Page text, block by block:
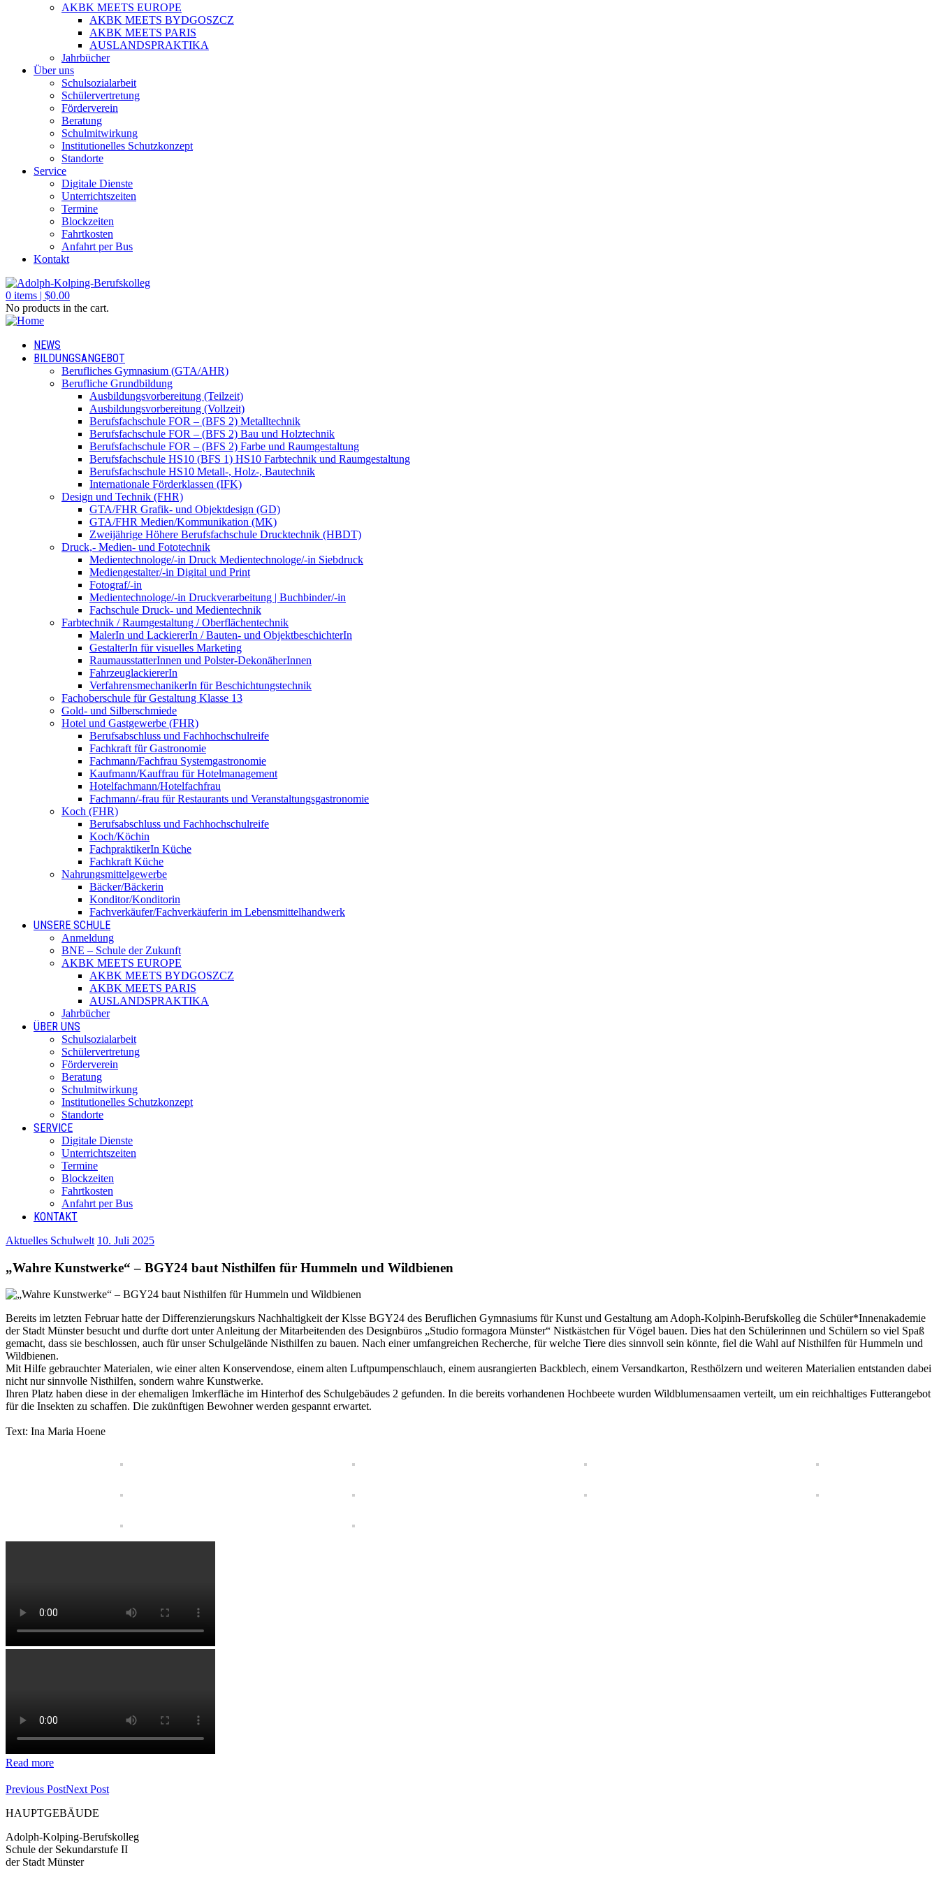
AKBK MEETS EUROPE
AKBK MEETS BYDGOSZCZ
AKBK MEETS PARIS
AUSLANDSPRAKTIKA
Jahrbücher
Über uns
Schulsozialarbeit
Schülervertretung
Förderverein
Beratung
Schulmitwirkung
Institutionelles Schutzkonzept
Standorte
Service
Digitale Dienste
Unterrichtszeiten
Termine
Blockzeiten
Fahrtkosten
Anfahrt per Bus
Kontakt
0 items | $0.00
No products in the cart.
NEWS
BILDUNGSANGEBOT
Berufliches Gymnasium (GTA/AHR)
Berufliche Grundbildung
Ausbildungsvorbereitung (Teilzeit)
Ausbildungsvorbereitung (Vollzeit)
Berufsfachschule FOR – (BFS 2) Metalltechnik
Berufsfachschule FOR – (BFS 2) Bau und Holztechnik
Berufsfachschule FOR – (BFS 2) Farbe und Raumgestaltung
Berufsfachschule HS10 (BFS 1) HS10 Farbtechnik und Raumgestaltung
Berufsfachschule HS10 Metall-, Holz-, Bautechnik
Internationale Förderklassen (IFK)
Design und Technik (FHR)
GTA/FHR Grafik- und Objektdesign (GD)
GTA/FHR Medien/Kommunikation (MK)
Zweijährige Höhere Berufsfachschule Drucktechnik (HBDT)
Druck,- Medien- und Fototechnik
Medientechnologe/-in Druck Medientechnologe/-in Siebdruck
Mediengestalter/-in Digital und Print
Fotograf/-in
Medientechnologe/-in Druckverarbeitung | Buchbinder/-in
Fachschule Druck- und Medientechnik
Farbtechnik / Raumgestaltung / Oberflächentechnik
MalerIn und LackiererIn / Bauten- und ObjektbeschichterIn
GestalterIn für visuelles Marketing
RaumausstatterInnen und Polster-DekonäherInnen
FahrzeuglackiererIn
VerfahrensmechanikerIn für Beschichtungstechnik
Fachoberschule für Gestaltung Klasse 13
Gold- und Silberschmiede
Hotel und Gastgewerbe (FHR)
Berufsabschluss und Fachhochschulreife
Fachkraft für Gastronomie
Fachmann/Fachfrau Systemgastronomie
Kaufmann/Kauffrau für Hotelmanagement
Hotelfachmann/Hotelfachfrau
Fachmann/-frau für Restaurants und Veranstaltungsgastronomie
Koch (FHR)
Berufsabschluss und Fachhochschulreife
Koch/Köchin
FachpraktikerIn Küche
Fachkraft Küche
Nahrungsmittelgewerbe
Bäcker/Bäckerin
Konditor/Konditorin
Fachverkäufer/Fachverkäuferin im Lebensmittelhandwerk
UNSERE SCHULE
Anmeldung
BNE – Schule der Zukunft
AKBK MEETS EUROPE
AKBK MEETS BYDGOSZCZ
AKBK MEETS PARIS
AUSLANDSPRAKTIKA
Jahrbücher
ÜBER UNS
Schulsozialarbeit
Schülervertretung
Förderverein
Beratung
Schulmitwirkung
Institutionelles Schutzkonzept
Standorte
SERVICE
Digitale Dienste
Unterrichtszeiten
Termine
Blockzeiten
Fahrtkosten
Anfahrt per Bus
KONTAKT
Aktuelles Schulwelt 10. Juli 2025
„Wahre Kunstwerke“ – BGY24 baut Nisthilfen für Hummeln und Wildbienen
Bereits im letzten Februar hatte der Differenzierungskurs Nachhaltigkeit der Klsse BGY24 des Beruflichen Gymnasiums für Kunst und Gestaltung am Adoph-Kolpinh-Berufskolleg die Schüler*Innenakademie
der Stadt Münster besucht und durfte dort unter Anleitung der Mitarbeitenden des Designbüros „Studio formagora Münster“ Nistkästchen für Vögel bauen. Dies hat den Schülerinnen und Schülern so viel Spaß
gemacht, dass sie beschlossen, auch für unser Schulgelände Nisthilfen zu bauen. Nach einer umfangreichen Recherche, für welche Tiere dies sinnvoll sein könnte, fiel die Wahl auf Nisthilfen für Hummeln und
Wildbienen.
Mit Hilfe gebrauchter Materialen, wie einer alten Konservendose, einem alten Luftpumpenschlauch, einem ausrangierten Backblech, einem Versandkarton, Resthölzern und weiteren Materialien entstanden dabei
nicht nur sinnvolle Nisthilfen, sondern wahre Kunstwerke.
Ihren Platz haben diese in der ehemaligen Imkerfläche im Hinterhof des Schulgebäudes 2 gefunden. In die bereits vorhandenen Hochbeete wurden Wildblumensaamen verteilt, um ein reichhaltiges Futterangebot
für die Insekten zu schaffen. Die zukünftigen Bewohner werden gespannt erwartet.
Text: Ina Maria Hoene
Read more
Previous PostNext Post
HAUPTGEBÄUDE
Adolph-Kolping-Berufskolleg
Schule der Sekundarstufe II
der Stadt Münster